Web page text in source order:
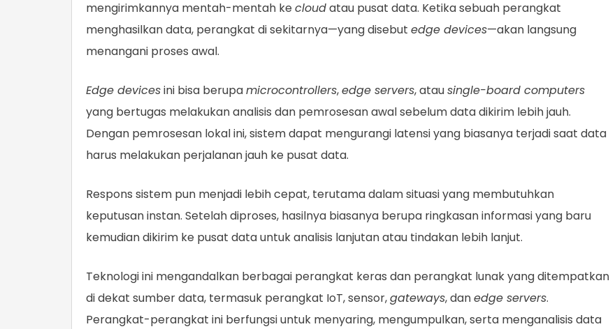
mengirimkannya mentah-mentah kecloudatau pusat data. Ketika sebuah perangkat
menghasilkan data, perangkat di sekitarnya—yang disebut edge devices—akan langsung
menangani proses awal.
Edge devicesini bisa berupamicrocontrollers,edge servers, atausingle-board computers
yang bertugas melakukan analisis dan pemrosesan awal sebelum data dikirim lebih jauh.
Dengan pemrosesan lokal ini, sistem dapat mengurangi latensi yang biasanya terjadi saat data
harus melakukan perjalanan jauh ke pusat data.
Respons sistem pun menjadi lebih cepat, terutama dalam situasi yang membutuhkan
keputusan instan. Setelah diproses, hasilnya biasanya berupa ringkasan informasi yang baru
kemudian dikirim ke pusat data untuk analisis lanjutan atau tindakan lebih lanjut.
Teknologi ini mengandalkan berbagai perangkat keras dan perangkat lunak yang ditempatkan
di dekat sumber data, termasuk perangkat IoT, sensor,gateways, danedge servers.
Perangkat-perangkat ini berfungsi untuk menyaring, mengumpulkan, serta menganalisis data